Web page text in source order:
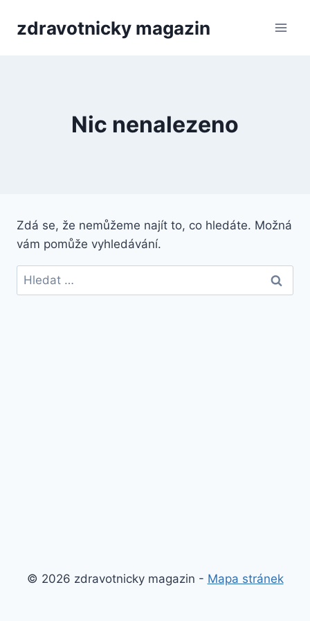
zdravotnicky magazin
Nic nenalezeno
Zdá se, že nemůžeme najít to, co hledáte. Možná
vám pomůže vyhledávání.
Vyhledávání
© 2026 zdravotnicky magazin - Mapa stránek